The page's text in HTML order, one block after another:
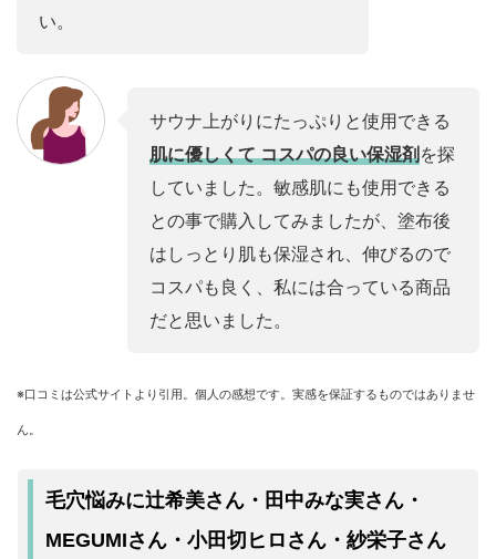
い。
サウナ上がりにたっぷりと使用できる
肌に優しくて コスパの良い保湿剤を探
していました。敏感肌にも使用できる
との事で購入してみましたが、塗布後
はしっとり肌も保湿され、伸びるので
コスパも良く、私には合っている商品
だと思いました。
※口コミは公式サイトより引用。個人の感想です。実感を保証するものではありませ
ん。
毛穴悩みに辻希美さん・田中みな実さん・
MEGUMIさん・小田切ヒロさん・紗栄子さん